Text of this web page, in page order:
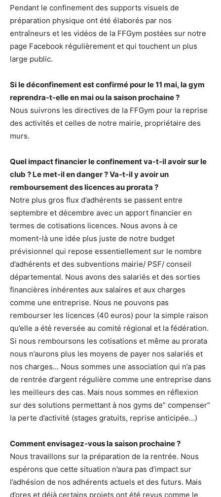
Pendant le confinement des supports visuels de
préparation physique ont été élaborés par nos
entraîneurs et les vidéos de la FFGym postées sur notre
page Facebook régulièrement et qui touchent un plus
large public.
Si le déconfinement est confirmé pour le 11 mai, la gym
reprendra-t-elle en mai ou la saison prochaine ?
Nous suivrons les directives de la FFGym pour la reprise
des activités et celles de notre mairie, propriétaire des
murs.
Quel impact financier le confinement va-t-il avoir sur le
club ? Le met-il en danger ? Va-t-il y avoir un
remboursement des licences au prorata ?
Notre plus gros flux d’adhérents se passent entre
septembre et décembre avec un apport financier en
termes de cotisations licences. Nous avons à ce
moment-là une idée plus juste de notre budget
prévisionnel qui repose essentiellement sur le nombre
d’adhérents et des subventions mairie/ PSF/ conseil
départemental. Nous avons des salariés et des sorties
financières inhérentes aux salaires et aux charges
comme une entreprise. Nous ne pouvons pas
rembourser les licences (40 euros) pour la simple raison
qu’elle a été reversée au comité régional et la fédération.
Si nous remboursons les cotisations et même au prorata
nous n’aurons plus les moyens de payer nos salariés et
nos charges… Nous sommes une association qui n’a pas
de rentrée d’argent régulière comme une entreprise dans
les meilleurs des cas. Mais nous sommes en réflexion
sur des solutions permettant à nos gyms de” compenser”
la perte d’activité (stages gratuits, reprise anticipée…)
Comment envisagez-vous la saison prochaine ?
Nous travaillons sur la préparation de la rentrée. Nous
espérons que cette situation n’aura pas d’impact sur
l’adhésion de nos adhérents actuels et des futurs. Mais
d’ores et déjà certains projets ont été revus comme le